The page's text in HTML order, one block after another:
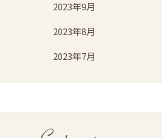
2023年9月
2023年8月
2023年7月